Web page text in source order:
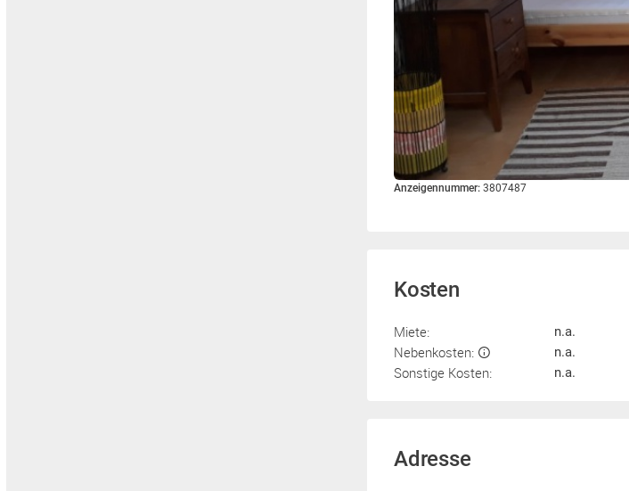
Anzeigennummer: 3807487
Kosten
Miete: n.a.
Nebenkosten: n.a.
Sonstige Kosten: n.a.
Adresse